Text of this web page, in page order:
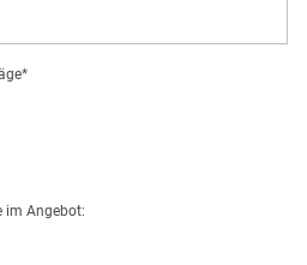
im Angebot: